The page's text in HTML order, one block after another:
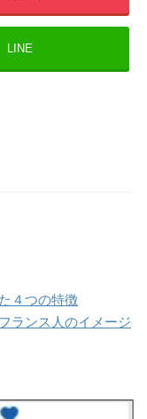
LINE
４つの特徴
ランス人のイメージ